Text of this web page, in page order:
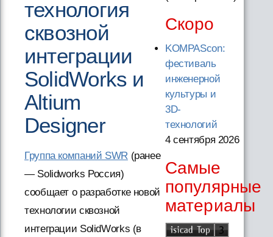
технология
сквозной
интеграции
SolidWorks и
Altium
Designer
Группа компаний SWR(ранее
— Solidworks Россия)
сообщает о разработке новой
технологии сквозной
интеграции SolidWorks (в
Скоро
KOMPAScon:
фестиваль
инженерной
культуры и
3D-
технологий
4 сентября 2026
Самые
популярные
материалы